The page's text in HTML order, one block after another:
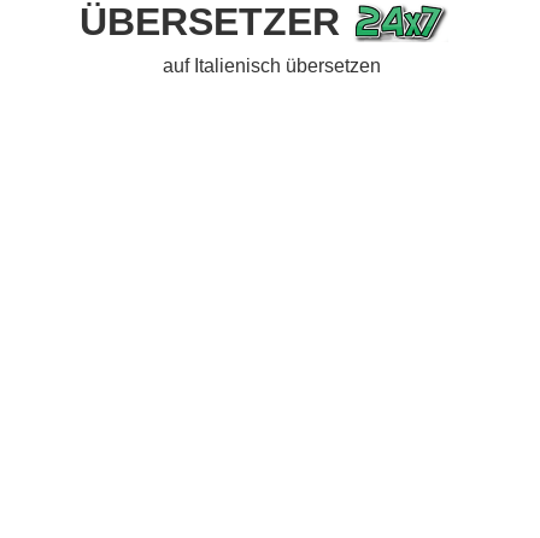
ÜBERSETZER
auf Italienisch übersetzen